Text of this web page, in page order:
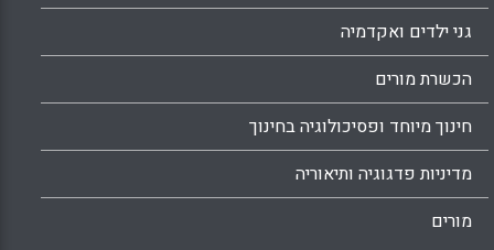
גני ילדים ואקדמיה
הכשרת מורים
חינוך מיוחד ופסיכולוגיה בחינוך
מדיניות פדגוגיה ותיאוריה
מורים